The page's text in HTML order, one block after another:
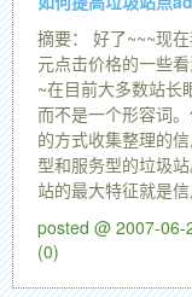
摘要： 好了~~~现
元点击价格的一些
~在目前大多数站长
而不是一个形容词
的方式收集整理的
型和服务型的垃圾
站的最大特征就是
posted @ 2007-
(0)